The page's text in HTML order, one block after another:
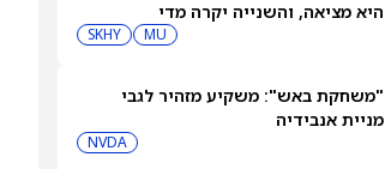
היא מציאה, והשנייה יקרה מדי
MU
SKHY
"משחקת באש": משקיע מזהיר לגבי
מניית אנבידיה
NVDA